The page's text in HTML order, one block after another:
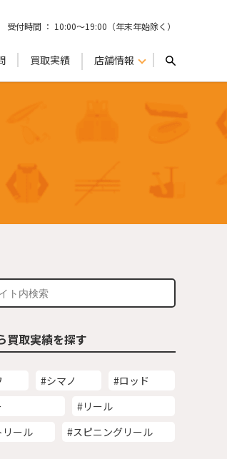
受付時間 ： 10:00〜19:00（年末年始除く）
買取実績 店舗情報
買取実績を探す
#シマノ
#ロッド
#リール
ール
#スピニングリール